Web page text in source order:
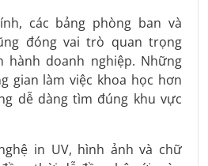
các bảng phòng ban và
đóng vai trò quan trọng
doanh nghiệp. Những
gian làm việc khoa học hơn
dễ dàng tìm đúng khu vực
in UV, hình ảnh và chữ